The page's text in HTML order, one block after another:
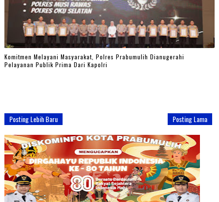
Komitmen Melayani Masyarakat, Polres Prabumulih Dianugerahi
Pelayanan Publik Prima Dari Kapolri
Posting Lebih Baru Posting Lama